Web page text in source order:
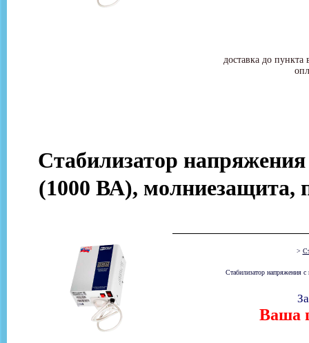
доставка до
Стабилизатор
(1000 ВА), молниезащита,
>
Стабилизатор напряжения
Ваша